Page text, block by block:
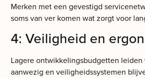
Merken met een gevestigd
soms van ver komen wat zorgt voor
4: Veiligheid en
Lagere ontwikkelingsbudgetten
aanwezig en veiligheidssystemen